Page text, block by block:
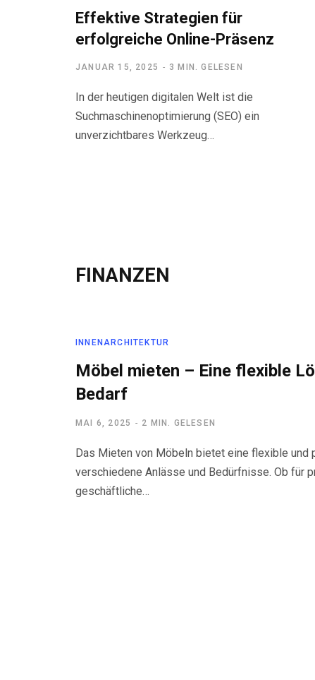
Effektive Strategien für
erfolgreiche Online-Präsenz
JANUAR 15, 2025 3 MIN. GELESEN
In der heutigen digitalen Welt ist die
Suchmaschinenoptimierung (SEO) ein
unverzichtbares Werkzeug…
FINANZEN
INNENARCHITEKTUR
Möbel mieten – Eine flexible
Bedarf
MAI 6, 2025 2 MIN. GELESEN
Das Mieten von Möbeln bietet eine flexible und
verschiedene Anlässe und Bedürfnisse. Ob für
geschäftliche…